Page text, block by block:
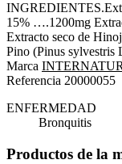
15% ….1200mg
Extracto seco de
Pino (Pinus
Marca
Referencia 20000055
ENFERMEDAD
Bronquitis
Productos de la